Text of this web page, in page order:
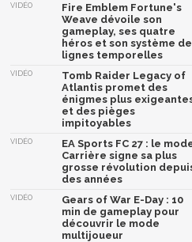
VIDÉO
Fire Emblem Fortune's
Weave dévoile son
gameplay, ses quatre
héros et son système de
lignes temporelles
VIDÉO
Tomb Raider Legacy of
Atlantis promet des
énigmes plus
et des pièges
impitoyables
VIDÉO
EA Sports FC 27 : le
Carrière signe sa plus
grosse révolution
des années
VIDÉO
Gears of War E-Day : 10
min de gameplay pour
découvrir le mode
multijoueur